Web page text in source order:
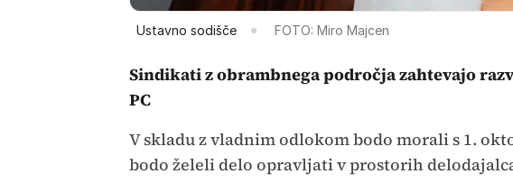
Ustavno sodišče FOTO: Miro Majcen
Sindikati z obrambnega področja zahtevajo
PC
V skladu z vladnim odlokom bodo morali s 1.
bodo želeli delo opravljati v prostorih